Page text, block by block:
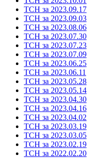
ТСН за 2023.09.17
ТСН за 2023.09.03
ТСН за 2023.08.06
ТСН за 2023.07.30
ТСН за 2023.07.23
ТСН за 2023.07.09
ТСН за 2023.06.25
ТСН за 2023.06.11
ТСН за 2023.05.28
ТСН за 2023.05.14
ТСН за 2023.04.30
ТСН за 2023.04.16
ТСН за 2023.04.02
ТСН за 2023.03.19
ТСН за 2023.03.05
ТСН за 2023.02.19
ТСН за 2022.02.20